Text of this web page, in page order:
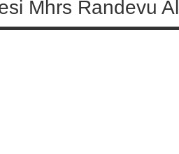
Mhrs Randevu Al